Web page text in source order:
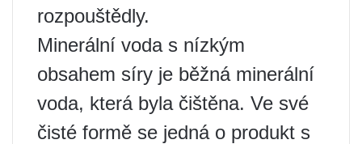
rozpouštědly.
Minerální voda s nízkým
obsahem síry je běžná minerální
voda, která byla čištěna. Ve své
čisté formě se jedná o produkt s